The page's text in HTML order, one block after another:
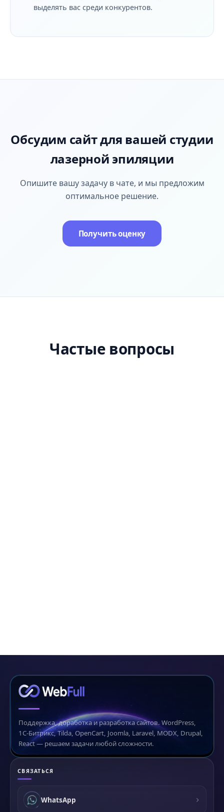
выделять вас среди конкурентов.
Обсудим сайт для вашей студии
лазерной эпиляции
Опишите вашу задачу в чате, и мы предложим
оптимальное решение.
Получить оценку
Частые вопросы
Поддержка, доработка и разработка сайтов. WordPress,
1С-Битрикс, Tilda, OpenCart, Joomla, Laravel, MODX, Drupal,
React — решаем задачи любой сложности.
СВЯЗАТЬСЯ
WhatsApp